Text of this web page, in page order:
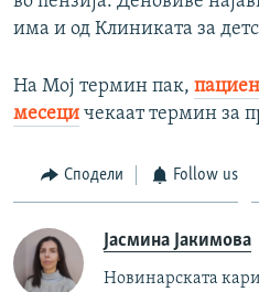
има и од Клиниката за
На Мој термин пак,
месеци чекаат термин за
Сподели Follow us
Јасмина Јакимова
Новинарската